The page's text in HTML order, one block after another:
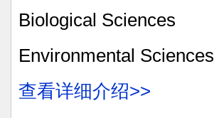
Biological Sciences
Environmental Sciences
查看详细介绍>>